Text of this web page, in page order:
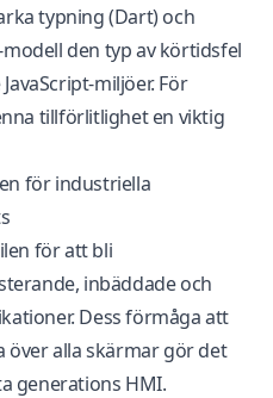
typning (Dart) och
den typ av körtidsfel
miljöer. För
tillförlitlighet en viktig
för industriella
för att bli
inbäddade och
Dess förmåga att
över alla skärmar gör det
generations HMI.